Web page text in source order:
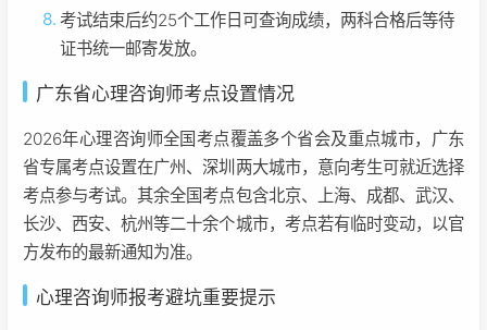
考试结束后约25个工作日可查询成绩，两科合格后等待
证书统一邮寄发放。
广东省心理咨询师考点设置情况
2026年心理咨询师全国考点覆盖多个省会及重点城市，广东
省专属考点设置在广州、深圳两大城市，意向考生可就近选择
考点参与考试。其余全国考点包含北京、上海、成都、武汉、
长沙、西安、杭州等二十余个城市，考点若有临时变动，以官
方发布的最新通知为准。
心理咨询师报考避坑重要提示